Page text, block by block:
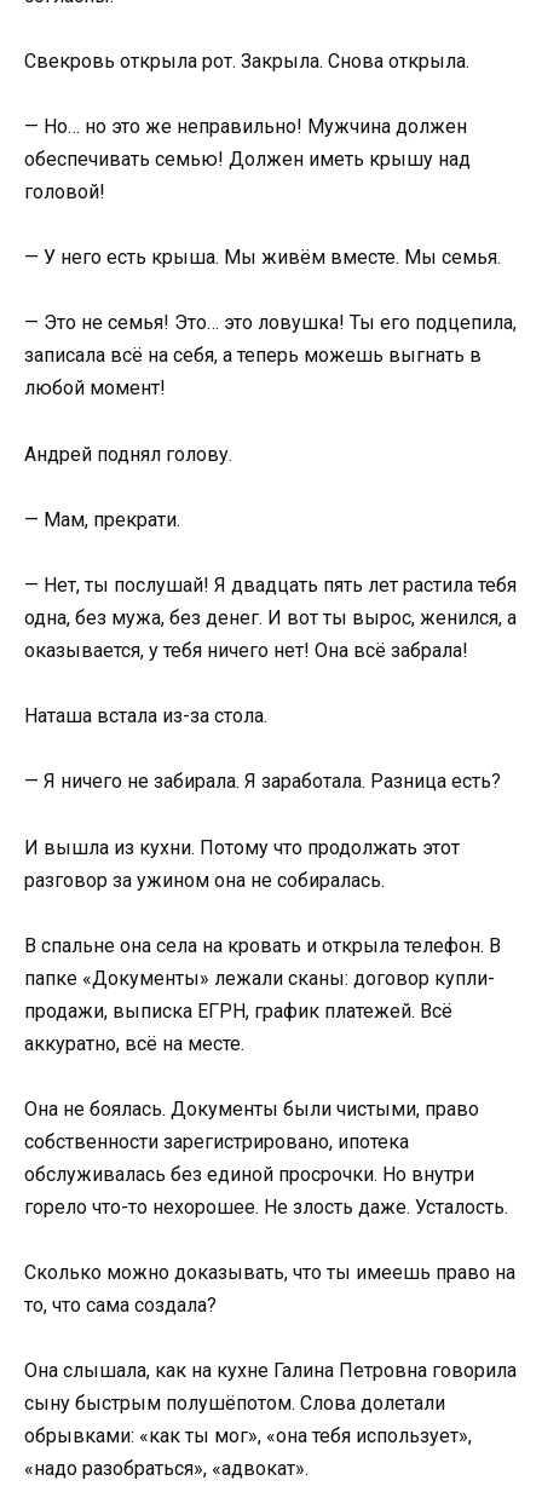
Свекровь открыла рот. Закрыла. Снова открыла.
— Но… но это же неправильно! Мужчина должен
обеспечивать семью! Должен иметь крышу над
головой!
— У него есть крыша. Мы живём вместе. Мы семья.
— Это не семья! Это… это ловушка! Ты его подцепила,
записала всё на себя, а теперь можешь выгнать в
любой момент!
Андрей поднял голову.
— Мам, прекрати.
— Нет, ты послушай! Я двадцать пять лет растила тебя
одна, без мужа, без денег. И вот ты вырос, женился, а
оказывается, у тебя ничего нет! Она всё забрала!
Наташа встала из-за стола.
— Я ничего не забирала. Я заработала. Разница есть?
И вышла из кухни. Потому что продолжать этот
разговор за ужином она не собиралась.
В спальне она села на кровать и открыла телефон. В
папке «Документы» лежали сканы: договор купли-
продажи, выписка ЕГРН, график платежей. Всё
аккуратно, всё на месте.
Она не боялась. Документы были чистыми, право
собственности зарегистрировано, ипотека
обслуживалась без единой просрочки. Но внутри
горело что-то нехорошее. Не злость даже. Усталость.
Сколько можно доказывать, что ты имеешь право на
то, что сама создала?
Она слышала, как на кухне Галина Петровна говорила
сыну быстрым полушёпотом. Слова долетали
обрывками: «как ты мог», «она тебя использует»,
«надо разобраться», «адвокат».